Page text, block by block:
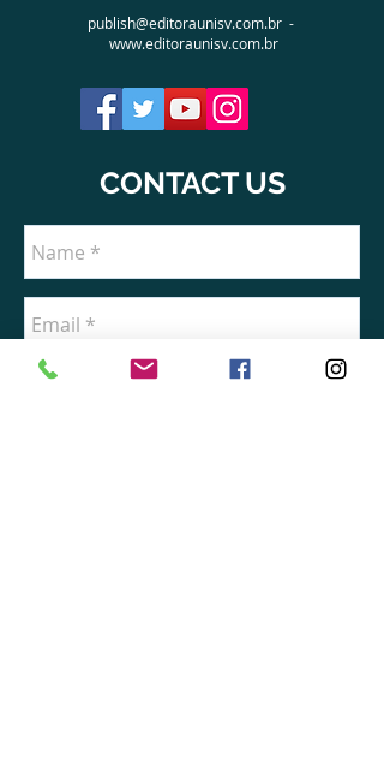
publish@editoraunisv.com.br-
www.editoraunisv.com.br
CONTACT US